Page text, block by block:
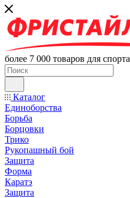
более 7 000 товаров для спорта
Каталог
Единоборства
Борьба
Борцовки
Трико
Рукопашный бой
Защита
Форма
Каратэ
Защита